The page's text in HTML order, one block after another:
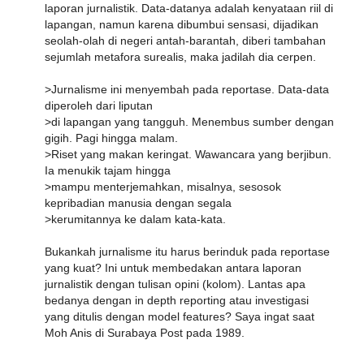
laporan jurnalistik. Data-datanya adalah kenyataan riil di
lapangan, namun karena dibumbui sensasi, dijadikan
seolah-olah di negeri antah-barantah, diberi tambahan
sejumlah metafora surealis, maka jadilah dia cerpen.
>Jurnalisme ini menyembah pada reportase. Data-data
diperoleh dari liputan
>di lapangan yang tangguh. Menembus sumber dengan
gigih. Pagi hingga malam.
>Riset yang makan keringat. Wawancara yang berjibun.
Ia menukik tajam hingga
>mampu menterjemahkan, misalnya, sesosok
kepribadian manusia dengan segala
>kerumitannya ke dalam kata-kata.
Bukankah jurnalisme itu harus berinduk pada reportase
yang kuat? Ini untuk membedakan antara laporan
jurnalistik dengan tulisan opini (kolom). Lantas apa
bedanya dengan in depth reporting atau investigasi
yang ditulis dengan model features? Saya ingat saat
Moh Anis di Surabaya Post pada 1989.